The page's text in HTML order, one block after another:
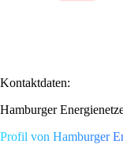
Kontaktdaten:
Hamburger
Profil von Hamburger